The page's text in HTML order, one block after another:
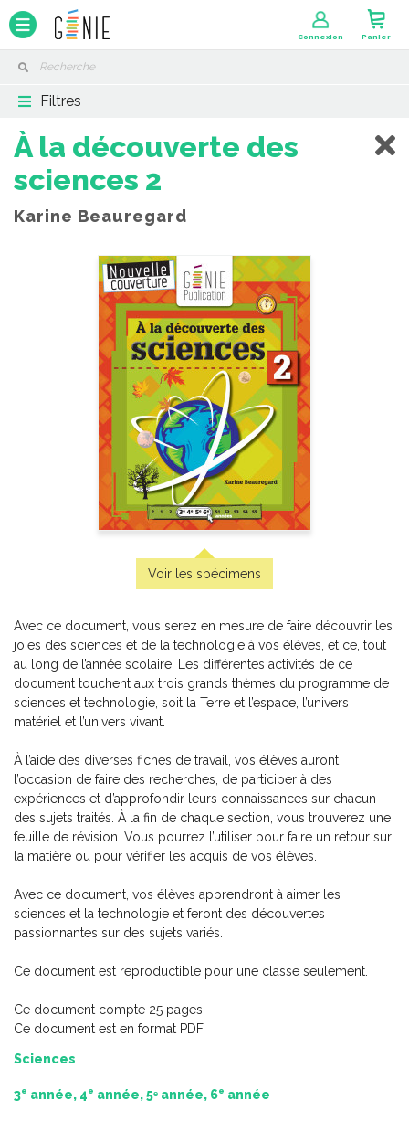
Connexion Panier
Filtres
Totally English 6
6,99 $-PDF
5,99 $-TBI
À la découverte des
sciences 2
Karine Beauregard
Voir les spécimens
Avec ce document, vous serez en mesure de faire découvrir les
joies des sciences et de la technologie à vos élèves, et ce, tout
au long de l’année scolaire. Les différentes activités de ce
document touchent aux trois grands thèmes du programme de
sciences et technologie, soit la Terre et l’espace, l’univers
matériel et l’univers vivant.
À l’aide des diverses fiches de travail, vos élèves auront
l’occasion de faire des recherches, de participer à des
expériences et d’approfondir leurs connaissances sur chacun
des sujets traités. À la fin de chaque section, vous trouverez une
feuille de révision. Vous pourrez l’utiliser pour faire un retour sur
la matière ou pour vérifier les acquis de vos élèves.
Avec ce document, vos élèves apprendront à aimer les
sciences et la technologie et feront des découvertes
passionnantes sur des sujets variés.
Ce document est reproductible pour une classe seulement.
Ce document compte 25 pages.
Ce document est en format PDF.
Sciences
3e année, 4 e année, 5ᵉ année, 6e année
Panneau de gestion des cookies